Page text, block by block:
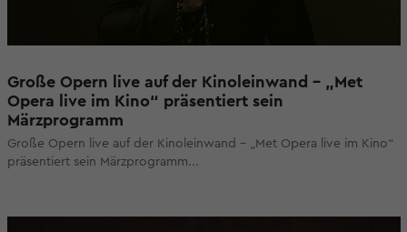
Große Opern live auf der Kinoleinwand - „Met
Opera live im Kino“ präsentiert sein
Märzprogramm
Große Opern live auf der Kinoleinwand - „Met Opera live im Kino“
präsentiert sein Märzprogramm...